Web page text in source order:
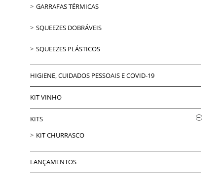
GARRAFAS TÉRMICAS
SQUEEZES DOBRÁVEIS
SQUEEZES PLÁSTICOS
HIGIENE, CUIDADOS PESSOAIS E COVID-19
KIT VINHO
KITS
KIT CHURRASCO
LANÇAMENTOS